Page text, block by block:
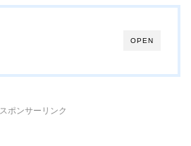
OPEN
スポンサーリンク